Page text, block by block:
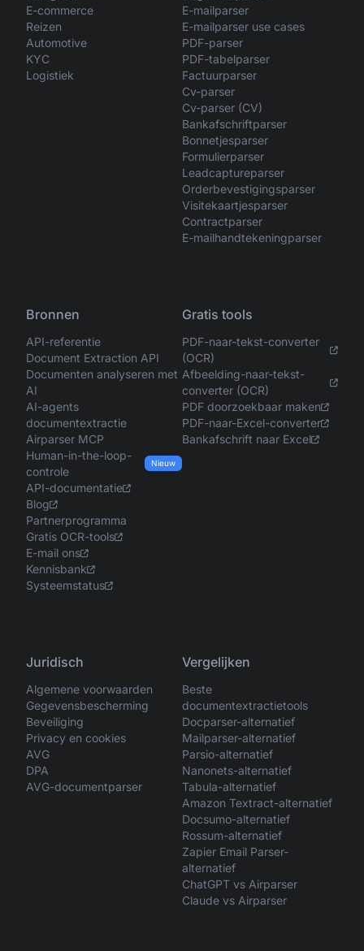
E-commerce
Reizen
Automotive
KYC
Logistiek
E-mailparser
E-mailparser use cases
PDF-parser
PDF-tabelparser
Factuurparser
Cv-parser
Cv-parser (CV)
Bankafschriftparser
Bonnetjesparser
Formulierparser
Leadcaptureparser
Orderbevestigingsparser
Visitekaartjesparser
Contractparser
E-mailhandtekeningparser
Bronnen
API-referentie
Document Extraction API
Documenten analyseren met
AI
AI-agents
documentextractie
Airparser MCP
Human-in-the-loop-
controle
Nieuw
API-documentatie
Blog
Partnerprogramma
Gratis OCR-tools
E-mail ons
Kennisbank
Systeemstatus
Gratis tools
PDF-naar-tekst-converter
(OCR)
Afbeelding-naar-tekst-
converter (OCR)
PDF doorzoekbaar maken
PDF-naar-Excel-converter
Bankafschrift naar Excel
Juridisch
Algemene voorwaarden
Gegevensbescherming
Beveiliging
Privacy en cookies
AVG
DPA
AVG-documentparser
Vergelijken
Beste
documentextractietools
Docparser-alternatief
Mailparser-alternatief
Parsio-alternatief
Nanonets-alternatief
Tabula-alternatief
Amazon Textract-alternatief
Docsumo-alternatief
Rossum-alternatief
Zapier Email Parser-
alternatief
ChatGPT vs Airparser
Claude vs Airparser